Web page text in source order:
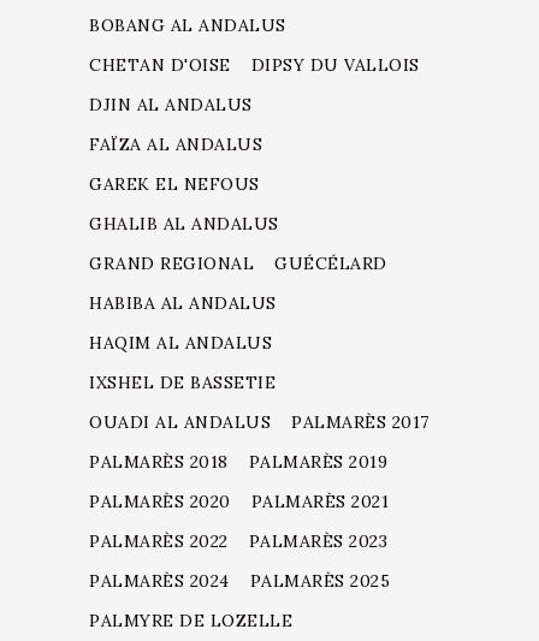
BOBANG AL ANDALUS
CHETAN D'OISE
DIPSY DU VALLOIS
DJIN AL ANDALUS
FAÏZA AL ANDALUS
GAREK EL NEFOUS
GHALIB AL ANDALUS
GRAND REGIONAL
GUÉCÉLARD
HABIBA AL ANDALUS
HAQIM AL ANDALUS
IXSHEL DE BASSETIE
OUADI AL ANDALUS
PALMARÈS 2017
PALMARÈS 2018
PALMARÈS 2019
PALMARÈS 2020
PALMARÈS 2021
PALMARÈS 2022
PALMARÈS 2023
PALMARÈS 2024
PALMARÈS 2025
PALMYRE DE LOZELLE